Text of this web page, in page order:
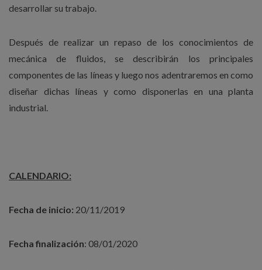
desarrollar su trabajo.
Después de realizar un repaso de los conocimientos de
mecánica de fluidos, se describirán los principales
componentes de las líneas y luego nos adentraremos en como
diseñar dichas líneas y como disponerlas en una planta
industrial.
CALENDARIO:
Fecha de inicio: 20/11/2019
Fecha finalización: 08/01/2020